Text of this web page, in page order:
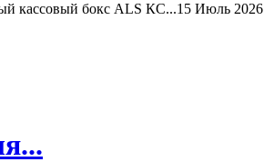
кассовый бокс ALS КС...15 Июль 2026